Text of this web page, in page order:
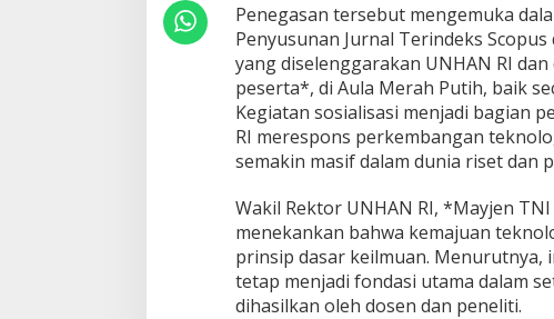
k
a
s
i
I
l
m
i
Penegasan tersebut mengemuka
Penyusunan Jurnal Terindeks
yang diselenggarakan UNHAN RI
peserta*, di Aula Merah Putih, baik
Kegiatan sosialisasi menjadi bagian
RI merespons perkembangan
semakin masif dalam dunia riset dan
Wakil Rektor UNHAN RI, *Mayjen
menekankan bahwa kemajuan
prinsip dasar keilmuan. Menurutnya,
tetap menjadi fondasi utama dalam
dihasilkan oleh dosen dan peneliti.